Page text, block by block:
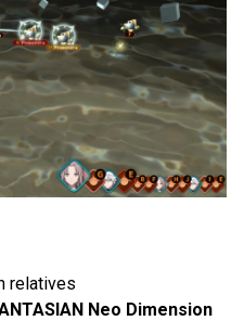
relatives
Neo Dimension